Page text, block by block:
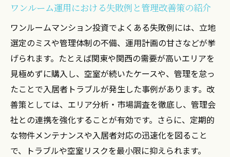
ワンルーム運用における失敗例と管理改善策の紹介
ワンルームマンション投資でよくある失敗例には、立地
選定のミスや管理体制の不備、運用計画の甘さなどが挙
げられます。たとえば関東や関西の需要が高いエリアを
見極めずに購入し、空室が続いたケースや、管理を怠っ
たことで入居者トラブルが発生した事例があります。改
善策としては、エリア分析・市場調査を徹底し、管理会
社との連携を強化することが有効です。さらに、定期的
な物件メンテナンスや入居者対応の迅速化を図ること
で、トラブルや空室リスクを最小限に抑えられます。